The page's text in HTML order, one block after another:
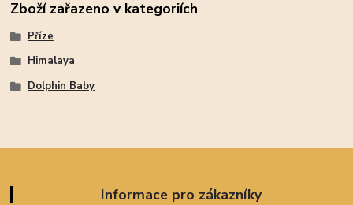
Zboží zařazeno v kategoriích
Příze
Himalaya
Dolphin Baby
Informace pro zákazníky